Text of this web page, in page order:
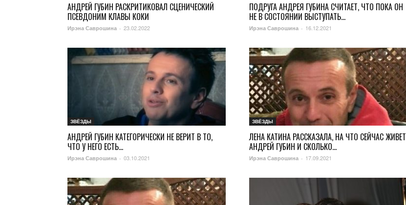
АНДРЕЙ ГУБИН РАСКРИТИКОВАЛ СЦЕНИЧЕСКИЙ
ПСЕВДОНИМ КЛАВЫ КОКИ
Ирэна Саврошина - 23.02.2022
ПОДРУГА АНДРЕЯ ГУБИНА СЧИТАЕТ, ЧТО ПОКА ОН
НЕ В СОСТОЯНИИ ВЫСТУПАТЬ...
Ирэна Саврошина - 16.12.2021
ЗВЁЗДЫ
АНДРЕЙ ГУБИН КАТЕГОРИЧЕСКИ НЕ ВЕРИТ В ТО,
ЧТО У НЕГО ЕСТЬ...
Ирэна Саврошина - 03.10.2021
ЗВЁЗДЫ
ЛЕНА КАТИНА РАССКАЗАЛА, НА ЧТО СЕЙЧАС ЖИВЕТ
АНДРЕЙ ГУБИН И СКОЛЬКО...
Ирэна Саврошина - 17.09.2021